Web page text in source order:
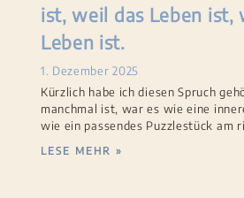
ist, weil das Leben ist,
Leben ist.
1. Dezember 2025
Kürzlich habe ich diesen Spruch
manchmal ist, war es wie eine
wie ein passendes Puzzlestück am
LESE MEHR »